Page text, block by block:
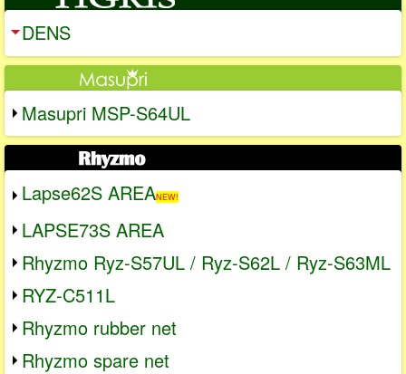
DENS
Masupri MSP-S64UL
Lapse62S AREANEW!
LAPSE73S AREA
Rhyzmo Ryz-S57UL / Ryz-S62L / Ryz-S63ML
RYZ-C511L
Rhyzmo rubber net
Rhyzmo spare net